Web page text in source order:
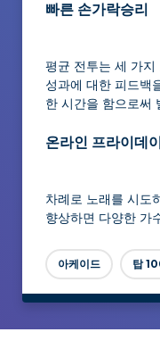
빠른 손가락승리
평균 전투는 세 가
성과에 대한 피드백
한 시간을 함으로써
온라인 프라이데
차례로 노래를 시도
향상하면 다양한 가
아케이드 탑